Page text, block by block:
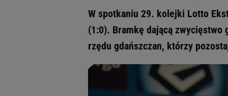
W spotkaniu 29. kolejki Lotto
(1:0). Bramkę dającą zwycięstwo
rzędu gdańszczan, którzy